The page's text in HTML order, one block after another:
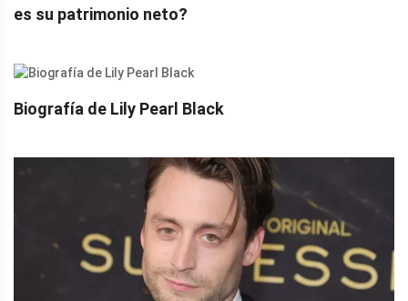
es su patrimonio neto?
Biografía de Lily Pearl Black